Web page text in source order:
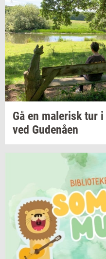
Gå en ma­le­risktur i
ved Gu­denå­en